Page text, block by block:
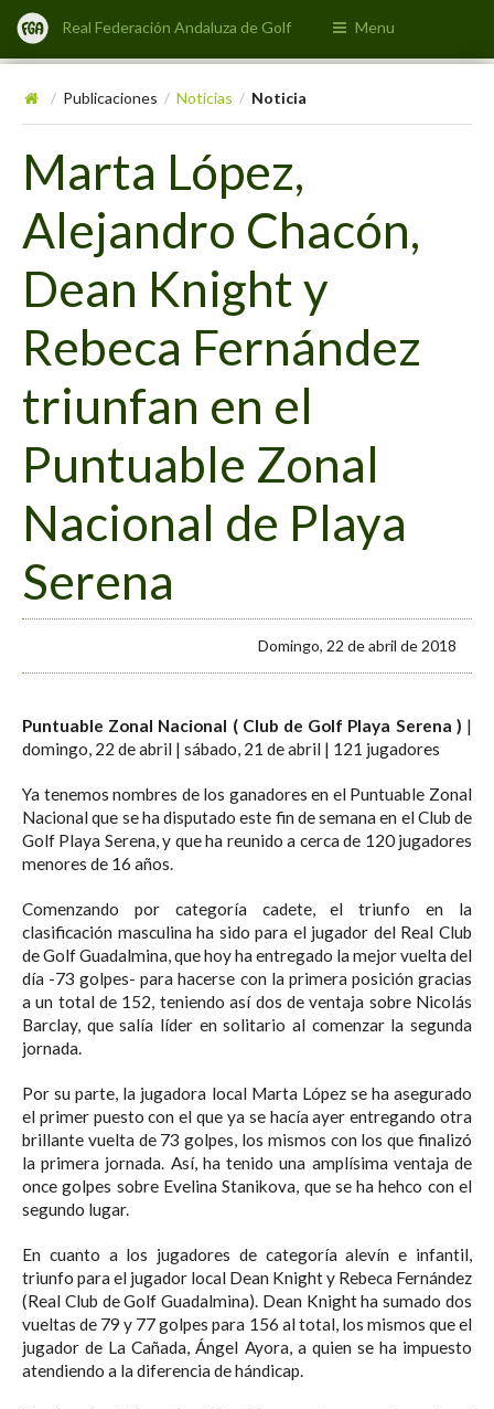
Real Federación Andaluza de Golf Menu
/ Publicaciones / Noticias / Noticia
Marta López,
Alejandro Chacón,
Dean Knight y
Rebeca Fernández
triunfan en el
Puntuable Zonal
Nacional de Playa
Serena
Domingo, 22 de abril de 2018
Puntuable Zonal Nacional ( Club de Golf Playa Serena ) |
domingo, 22 de abril | sábado, 21 de abril | 121 jugadores
Ya tenemos nombres de los ganadores en el Puntuable Zonal
Nacional que se ha disputado este fin de semana en el Club de
Golf Playa Serena, y que ha reunido a cerca de 120 jugadores
menores de 16 años.
Comenzando por categoría cadete, el triunfo en la
clasificación masculina ha sido para el jugador del Real Club
de Golf Guadalmina, que hoy ha entregado la mejor vuelta del
día -73 golpes- para hacerse con la primera posición gracias
a un total de 152, teniendo así dos de ventaja sobre Nicolás
Barclay, que salía líder en solitario al comenzar la segunda
jornada.
Por su parte, la jugadora local Marta López se ha asegurado
el primer puesto con el que ya se hacía ayer entregando otra
brillante vuelta de 73 golpes, los mismos con los que finalizó
la primera jornada. Así, ha tenido una amplísima ventaja de
once golpes sobre Evelina Stanikova, que se ha hehco con el
segundo lugar.
En cuanto a los jugadores de categoría alevín e infantil,
triunfo para el jugador local Dean Knight y Rebeca Fernández
(Real Club de Golf Guadalmina). Dean Knight ha sumado dos
vueltas de 79 y 77 golpes para 156 al total, los mismos que el
jugador de La Cañada, Ángel Ayora, a quien se ha impuesto
atendiendo a la diferencia de hándicap.